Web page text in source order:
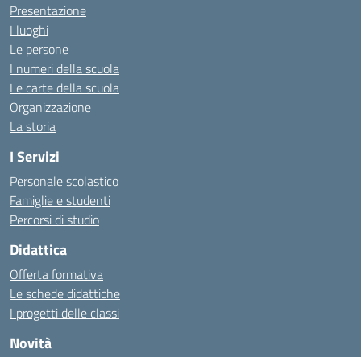
Presentazione
I luoghi
Le persone
I numeri della scuola
Le carte della scuola
Organizzazione
La storia
I Servizi
Personale scolastico
Famiglie e studenti
Percorsi di studio
Didattica
Offerta formativa
Le schede didattiche
I progetti delle classi
Novità